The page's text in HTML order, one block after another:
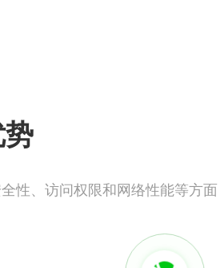
性、访问权限和网络性能等方面